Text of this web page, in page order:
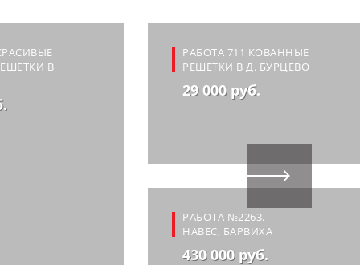
В
РАБОТА 711 КОВАННЫЕ
РЕШЕТКИ В Д. БУРЦЕВО
29 000 руб.
РАБОТА №2263.
НАВЕС, БАРВИХА
430 000 руб.